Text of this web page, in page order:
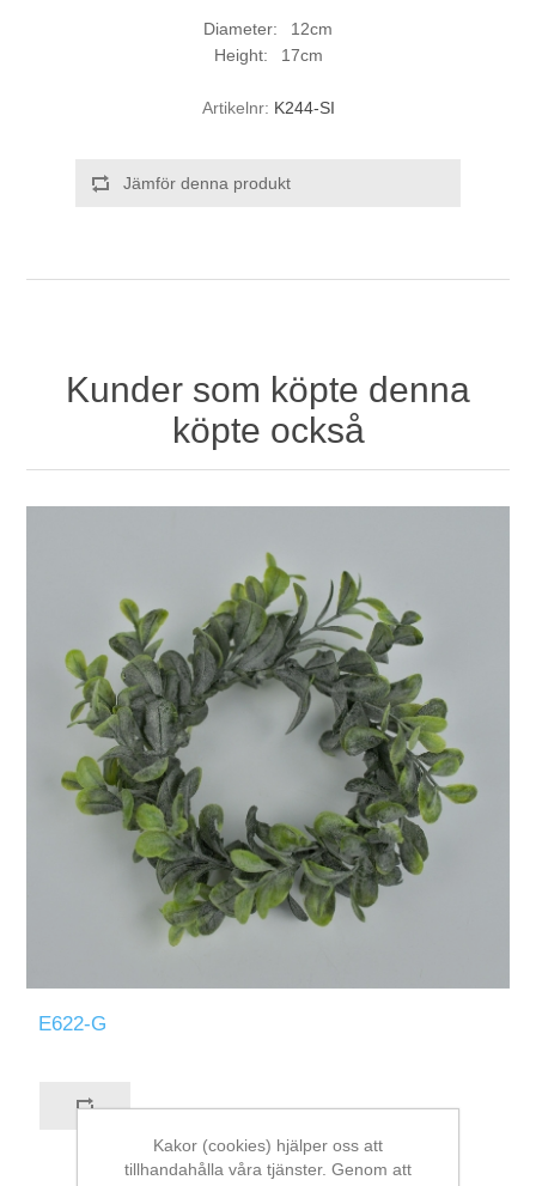
Diameter: 12cm
Height: 17cm
Artikelnr: K244-SI
Jämför denna produkt
Kunder som köpte denna
köpte också
E622-G
Kakor (cookies) hjälper oss att
tillhandahålla våra tjänster. Genom att